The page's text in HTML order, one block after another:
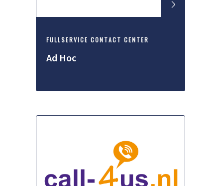
FULLSERVICE CONTACT CENTER
Ad Hoc